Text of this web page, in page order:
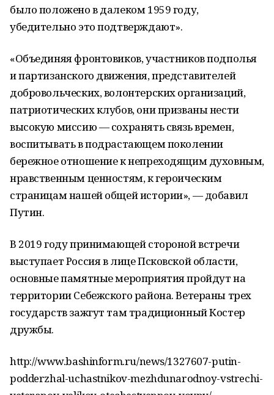
было положено в далеком 1959 году,
убедительно это подтверждают».
«Объединяя фронтовиков, участников подполья
и партизанского движения, представителей
добровольческих, волонтерских организаций,
патриотических клубов, они призваны нести
высокую миссию — сохранять связь времен,
воспитывать в подрастающем поколении
бережное отношение к непреходящим духовным,
нравственным ценностям, к героическим
страницам нашей общей истории», — добавил
Путин.
В 2019 году принимающей стороной встречи
выступает Россия в лице Псковской области,
основные памятные мероприятия пройдут на
территории Себежского района. Ветераны трех
государств зажгут там традиционный Костер
дружбы.
http://www.bashinform.ru/news/1327607-putin-
podderzhal-uchastnikov-mezhdunarodnoy-vstrechi-